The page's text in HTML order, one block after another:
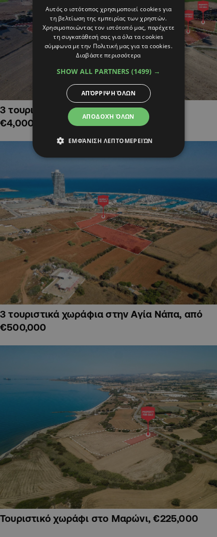
3 τουριστικά χωράφια στην Αλαμινό,
€4,000,000
3 τουριστικά χωράφια στην Αγία Νάπα, από
€500,000
Τουριστικό χωράφι στο Μαρώνι, €225,000
Αυτός ο ιστότοπος χρησιμοποιεί cookies για
τη βελτίωση της εμπειρίας των χρηστών.
Χρησιμοποιώντας τον ιστότοπό μας, παρέχετε
τη συγκατάθεσή σας για όλα τα cookies
σύμφωνα με την Πολιτική μας για τα cookies.
Διαβάστε περισσότερα
SHOW ALL PARTNERS (1499) →
ΑΠΟΔΟΧΉ ΌΛΩΝ
ΑΠΌΡΡΙΨΗ ΌΛΩΝ
ΕΜΦΆΝΙΣΗ ΛΕΠΤΟΜΕΡΕΙΏΝ